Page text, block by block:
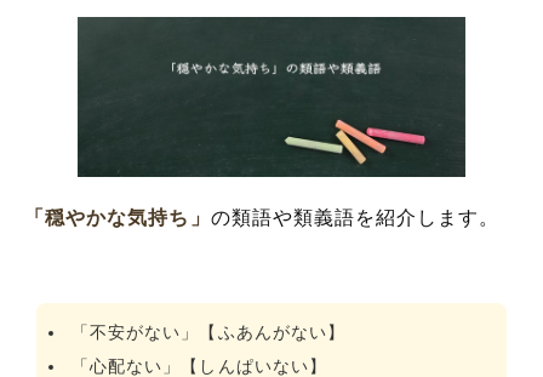
「穏やかな気持ち」 の類語や類義語を紹介します。
「不安がない」【ふあんがない】
「心配ない」【しんぱいない】